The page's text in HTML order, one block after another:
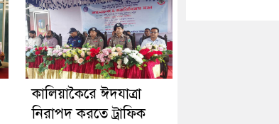
কালিয়াকৈরে ঈদযাত্রা
নিরাপদ করতে ট্রাফিক